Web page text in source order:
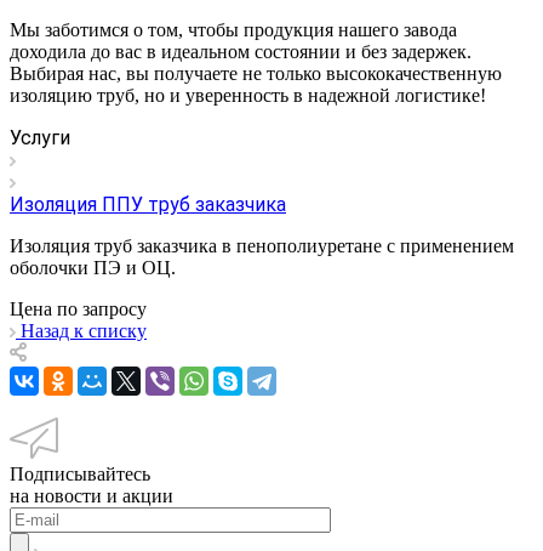
Мы заботимся о том, чтобы продукция нашего завода
доходила до вас в идеальном состоянии и без задержек.
Выбирая нас, вы получаете не только высококачественную
изоляцию труб, но и уверенность в надежной логистике!
Услуги
Изоляция ППУ труб заказчика
Изоляция труб заказчика в пенополиуретане с применением
оболочки ПЭ и ОЦ.
Цена по запросу
Назад к списку
Подписывайтесь
на новости и акции